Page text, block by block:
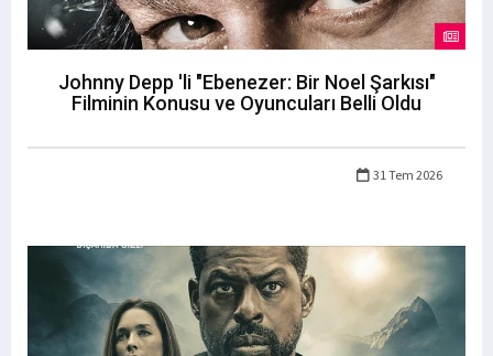
Johnny Depp 'li "Ebenezer: Bir Noel Şarkısı"
Filminin Konusu ve Oyuncuları Belli Oldu
31 Tem 2026